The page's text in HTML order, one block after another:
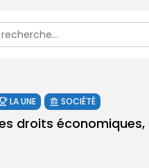
LA UNE SOCIÉTÉ
droits